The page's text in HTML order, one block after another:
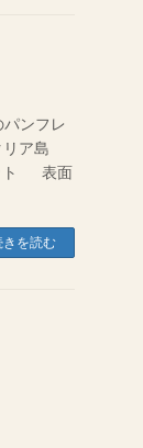
ンフレ
ア島
ト 表面
きを読む